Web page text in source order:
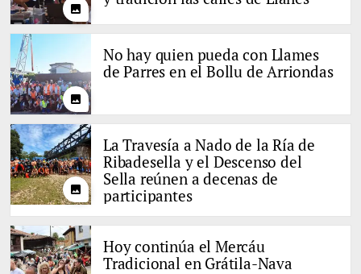
photo
photo
No hay quien pueda con Llames
de Parres en el Bollu de Arriondas
photo
La Travesía a Nado de la Ría de
Ribadesella y el Descenso del
Sella reúnen a decenas de
participantes
Hoy continúa el Mercáu
Tradicional en Grátila-Nava